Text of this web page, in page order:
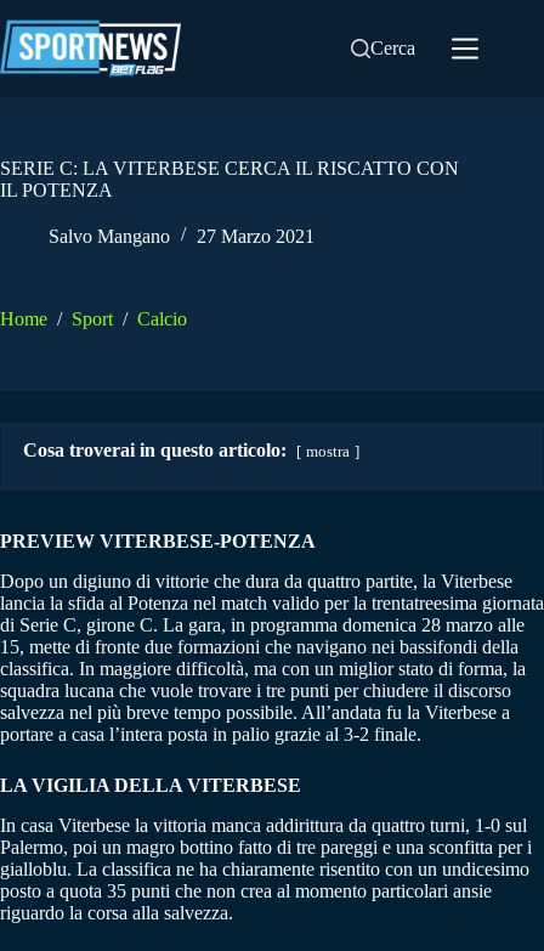
al
contenuto
Cerca
SERIE C: LA VITERBESE CERCA IL RISCATTO CON
IL POTENZA
Salvo Mangano 27 Marzo 2021
Home / Sport / Calcio
Cosa troverai in questo articolo: mostra
PREVIEW VITERBESE-POTENZA
Dopo un digiuno di vittorie che dura da quattro partite, la Viterbese
lancia la sfida al Potenza nel match valido per la trentatreesima giornata
di Serie C, girone C. La gara, in programma domenica 28 marzo alle
15, mette di fronte due formazioni che navigano nei bassifondi della
classifica. In maggiore difficoltà, ma con un miglior stato di forma, la
squadra lucana che vuole trovare i tre punti per chiudere il discorso
salvezza nel più breve tempo possibile. All’andata fu la Viterbese a
portare a casa l’intera posta in palio grazie al 3-2 finale.
LA VIGILIA DELLA VITERBESE
In casa Viterbese la vittoria manca addirittura da quattro turni, 1-0 sul
Palermo, poi un magro bottino fatto di tre pareggi e una sconfitta per i
gialloblu. La classifica ne ha chiaramente risentito con un undicesimo
posto a quota 35 punti che non crea al momento particolari ansie
riguardo la corsa alla salvezza.